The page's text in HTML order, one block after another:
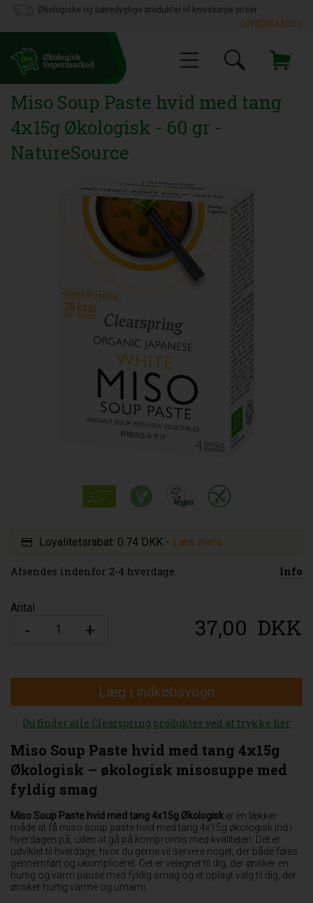
Økologiske og bæredygtige produkter til knivskarpe priser
Loyalitets konto
Miso Soup Paste hvid med tang
4x15g Økologisk - 60 gr -
NatureSource
Loyalitetsrabat: 0.74 DKK - Læs mere
Afsendes indenfor 2-4 hverdage. Info
Antal
37,00 DKK
Læg i indkøbsvogn
Du finder alle Clearspring produkter ved at trykke her
Miso Soup Paste hvid med tang 4x15g
Økologisk – økologisk misosuppe med
fyldig smag
Miso Soup Paste hvid med tang 4x15g Økologisk er en lækker
måde at få miso soup paste hvid med tang 4x15g økologisk ind i
hverdagen på, uden at gå på kompromis med kvaliteten. Det er
udviklet til hverdage, hvor du gerne vil servere noget, der både føles
gennemført og ukompliceret. Det er velegnet til dig, der ønsker en
hurtig og varm pause med fyldig smag og et oplagt valg til dig, der
ønsker hurtig varme og umami.